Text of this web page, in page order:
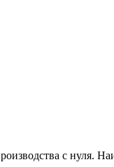
с нуля.